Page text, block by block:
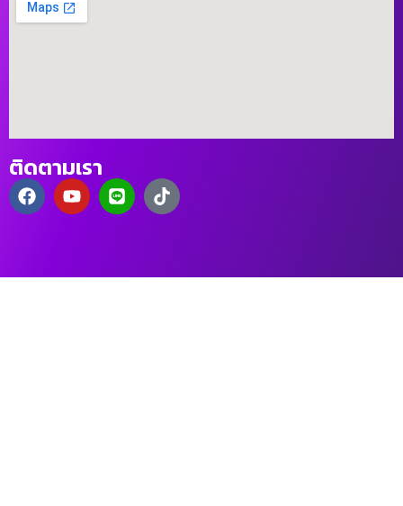
ติดตามเรา